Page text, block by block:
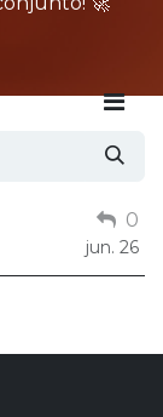
0
jun. 26